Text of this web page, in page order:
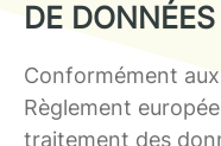
DE DONNÉES
Conformément
Règlement
traitement des